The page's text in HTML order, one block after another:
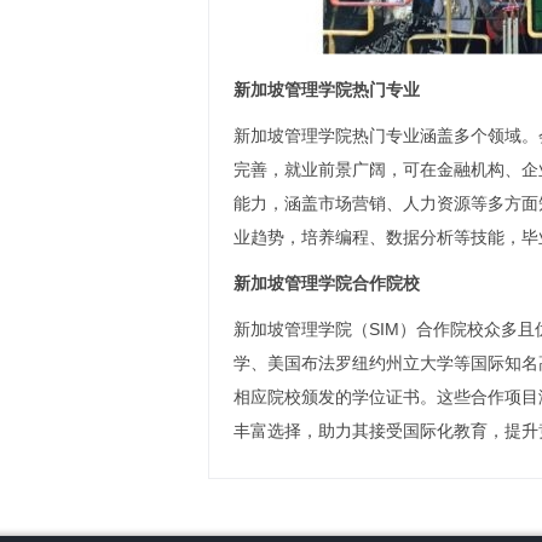
新加坡管理学院热门专业
新加坡管理学院热门专业涵盖多个领域
完善，就业前景广阔，可在金融机构、
能力，涵盖市场营销、人力资源等多方
业趋势，培养编程、数据分析等技能，
新加坡管理学院合作院校
新加坡管理学院（SIM）合作院校众多
学、美国布法罗纽约州立大学等国际知
相应院校颁发的学位证书。这些合作项
丰富选择，助力其接受国际化教育，提